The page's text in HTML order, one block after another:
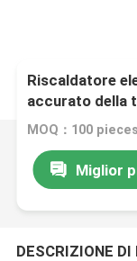
Riscaldatore
accurato della
MOQ：100 pieces
Miglior
DESCRIZIONE